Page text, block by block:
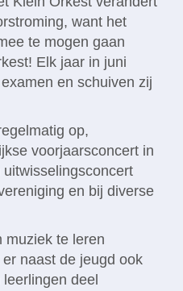
want het
te mogen gaan
Elk jaar in juni
en schuiven zij
op,
voorjaarsconcert in
en bij diverse
muziek te leren
naast de jeugd ook
deel